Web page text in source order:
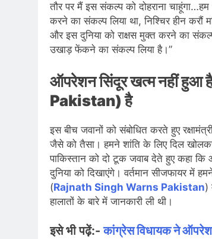
तौर पर मैं इस संकल्प को दोहराना
करने का संकल्प लिया था, निश्चिर हीन करौं
और इस दुनिया को राक्षस मुक्त करने का
उखाड़ फेंकने का संकल्प लिया है।”
ऑपरेशन सिंदूर खत्म नहीं
Pakistan) है
इस बीच जवानों को संबोधित करते हुए
जैसे को तैसा। हमने शांति के लिए दिल
पाकिस्तान को दो टूक जवाब देते हुए कहा
दुनिया को दिखाएंगे। वर्तमान सीजफायर में
(Rajnath Singh Warns Pakistan)
हालातों के बारे में जानकारी ली थी।
इसे भी पढ़ें:-कांग्रेस विधायक ने